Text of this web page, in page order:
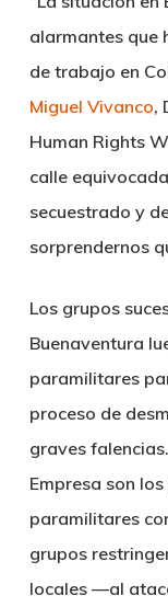
alarmantes que
de trabajo en
Miguel Vivanco,
Human Rights
calle
secuestrado y
sorprendernos
Los grupos
Buenaventura
paramilitares
proceso de
graves
Empresa son
paramilitares
grupos
locales —al